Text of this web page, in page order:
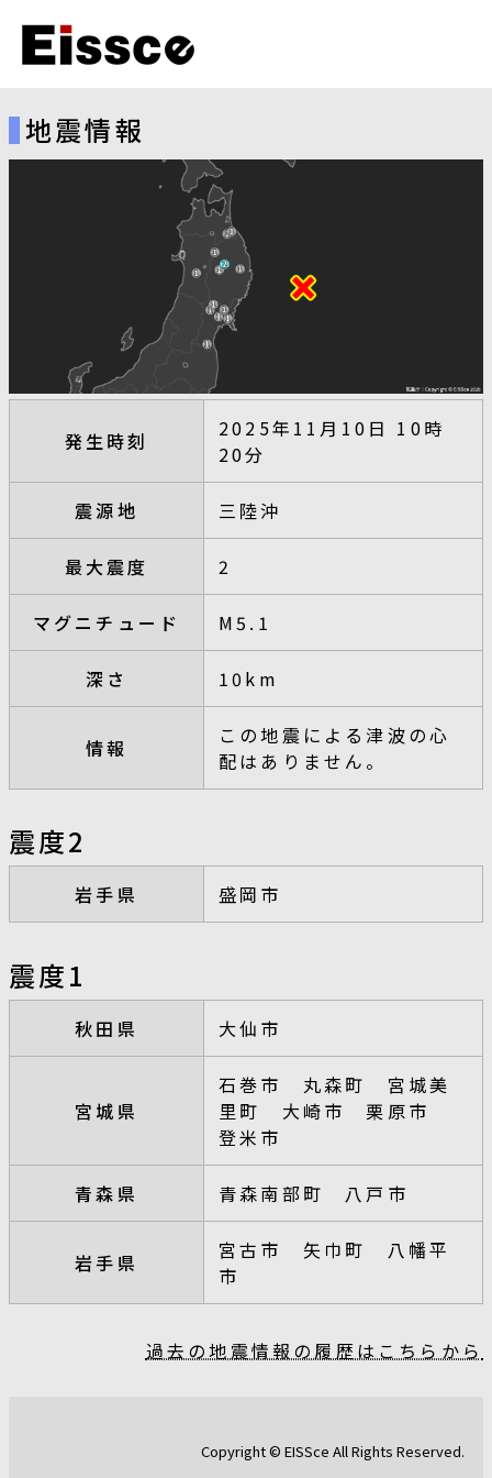
地震情報
発生時刻
2025年11月10日 10時
20分
震源地 三陸沖
最大震度 2
マグニチュード M5.1
深さ 10km
情報
この地震による津波の心
配はありません。
震度2
岩手県 盛岡市
震度1
秋田県 大仙市
宮城県
石巻市 丸森町 宮城美
里町 大崎市 栗原市
登米市
青森県 青森南部町 八戸市
岩手県
宮古市 矢巾町 八幡平
市
過去の地震情報の履歴はこちらから
Copyright © EISSce All Rights Reserved.